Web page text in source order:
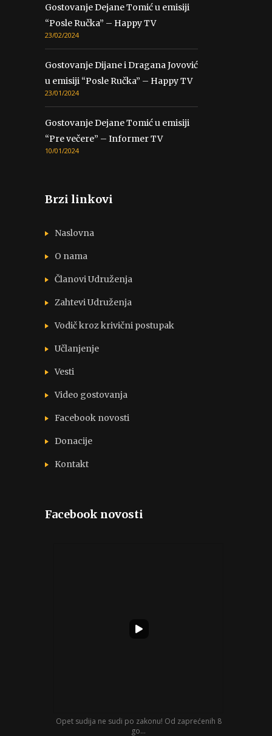
Gostovanje Dejane Tomić u emisiji
“Posle Ručka” – Happy TV
23/02/2024
Gostovanje Dijane i Dragana Jovović
u emisiji “Posle Ručka” – Happy TV
23/01/2024
Gostovanje Dejane Tomić u emisiji
“Pre večere” – Informer TV
10/01/2024
Brzi linkovi
Naslovna
O nama
Članovi Udruženja
Zahtevi Udruženja
Vodič kroz krivični postupak
Učlanjenje
Vesti
Video gostovanja
Facebook novosti
Donacije
Kontakt
Facebook novosti
Opet sudija ne sudi po zakonu! Od zaprećenih 8
go...